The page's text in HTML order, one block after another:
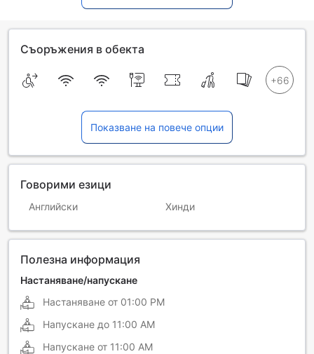
Съоръжения в обекта
Показване на повече опции
Говорими езици
Английски Хинди
Полезна информация
Настаняване/напускане
Настаняване от 01:00 PM
Напускане до 11:00 AM
Напускане от 11:00 AM